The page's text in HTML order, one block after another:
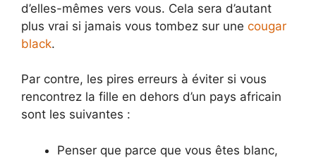
d’elles-mêmes vers vous. Cela sera d’autant
plus vrai si jamais vous tombez sur une cougar
black.
Par contre, les pires erreurs à éviter si vous
rencontrez la fille en dehors d’un pays africain
sont les suivantes :
Penser que parce que vous êtes blanc,